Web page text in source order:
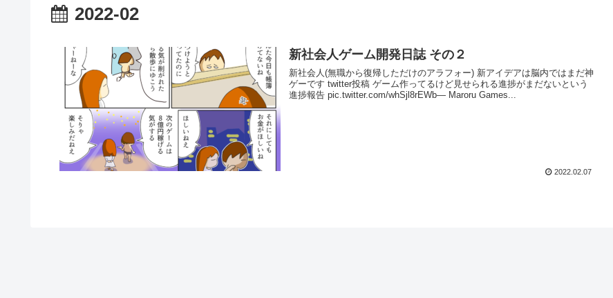
2022-02
新社会人ゲーム開発日誌 その２
新社会人(無職から復帰しただけのアラフォー) 新アイデアは脳内ではまだ神
ゲーです twitter投稿 ゲーム作ってるけど見せられる進捗がまだないという
進捗報告 pic.twitter.com/whSjl8rEWb— Maroru Games...
2022.02.07